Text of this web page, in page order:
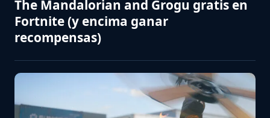
The Mandalorian and Grogu gratis en
Fortnite (y encima ganar
recompensas)